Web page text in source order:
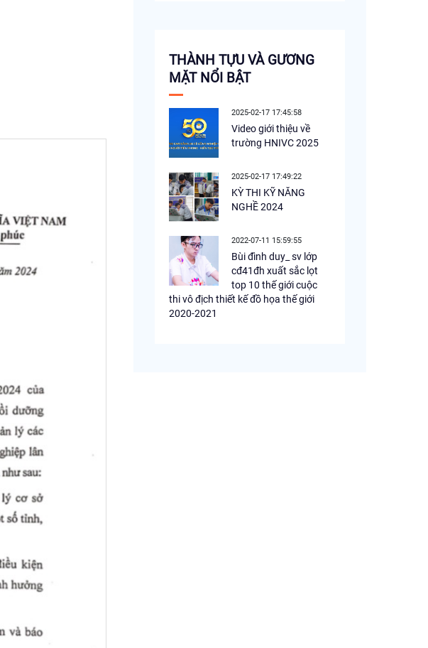
THÀNH TỰU VÀ GƯƠNG
MẶT NỔI BẬT
2025-02-17 17:45:58
Video giới thiệu về
trường HNIVC 2025
2025-02-17 17:49:22
KỲ THI KỸ NĂNG
NGHỀ 2024
2022-07-11 15:59:55
Bùi đình duy_ sv lớp
cđ41đh xuất sắc lọt
top 10 thế giới cuộc
thi vô địch thiết kế đồ họa thế giới
2020-2021